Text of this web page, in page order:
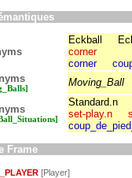
Eckball
corner
corner
Moving_Ball
Standard.n
set-play.n
Frame
[Player]